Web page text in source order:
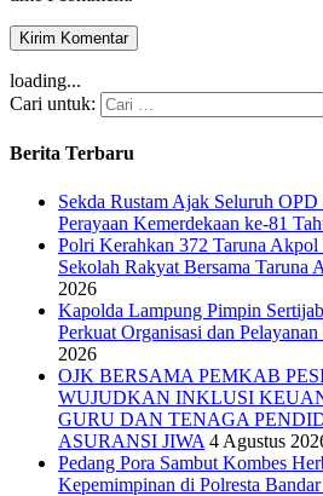
loading...
Cari untuk:
Berita Terbaru
Sekda Rustam Ajak Seluruh OPD
Perayaan Kemerdekaan ke-81
Polri Kerahkan 372 Taruna
Sekolah Rakyat Bersama Taruna
2026
Kapolda Lampung Pimpin
Perkuat Organisasi dan
2026
OJK BERSAMA PEMKAB
WUJUDKAN INKLUSI
GURU DAN TENAGA
ASURANSI JIWA 4 Agustus
Pedang Pora Sambut Kombes
Kepemimpinan di Polresta